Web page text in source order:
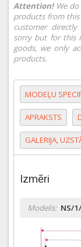
Attention!We do
products from
customer
sorry but for this
goods, we only
products.
MODEĻU
APRAKSTS
GALERIJA,
Izmēri
Modelis: NS/